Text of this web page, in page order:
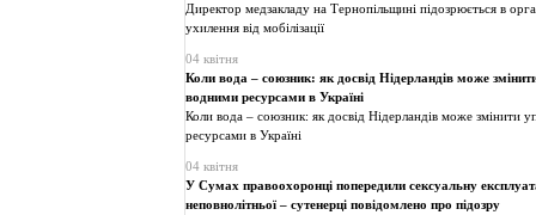
Директор медзакладу на Тернопільщині підозрюється в
ухилення від мобілізації
04 квітня
Коли вода – союзник: як досвід Нідерландів може
водними ресурсами в Україні
Коли вода – союзник: як досвід Нідерландів може змінити
ресурсами в Україні
04 квітня
У Сумах правоохоронці попередили сексуальну
неповнолітньої – сутенерці повідомлено про підозру